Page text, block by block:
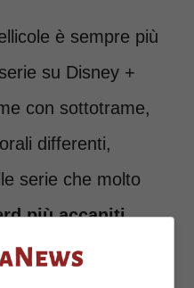
è sempre più
su Disney +
con sottotrame,
differenti,
serie che molto
più accaniti